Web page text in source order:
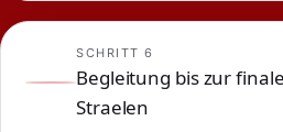
SCHRITT 6
Begleitung bis zur
Straelen